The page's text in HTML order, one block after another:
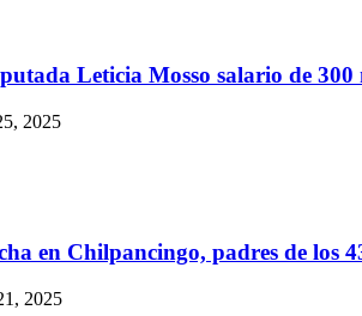
Leticia Mosso salario de
2025
en Chilpancingo, padres de los
2025